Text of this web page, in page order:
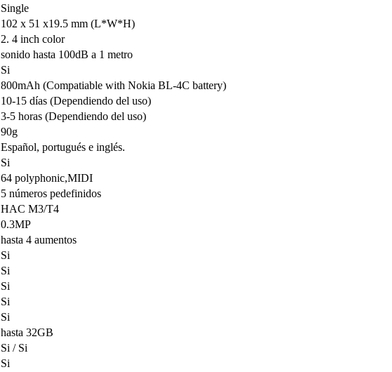
Single
102 x 51 x19.5 mm (L*W*H)
2. 4 inch color
sonido hasta 100dB a 1 metro
Si
800mAh (Compatiable with Nokia BL-4C battery)
10-15 días (Dependiendo del uso)
3-5 horas (Dependiendo del uso)
90g
Español, portugués e inglés.
Si
64 polyphonic,MIDI
5 números pedefinidos
HAC M3/T4
0.3MP
hasta 4 aumentos
Si
Si
Si
Si
Si
hasta 32GB
Si / Si
Si